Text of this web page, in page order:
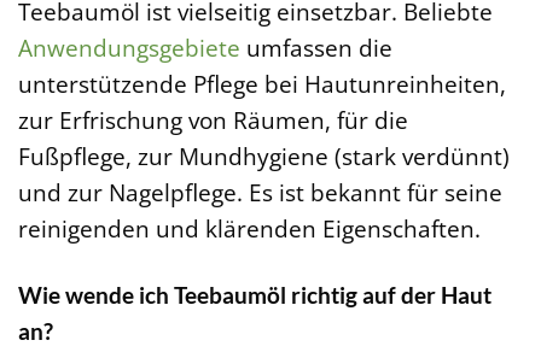
Teebaumöl ist vielseitig einsetzbar. Beliebte
Anwendungsgebiete umfassen die
unterstützende Pflege bei Hautunreinheiten,
zur Erfrischung von Räumen, für die
Fußpflege, zur Mundhygiene (stark verdünnt)
und zur Nagelpflege. Es ist bekannt für seine
reinigenden und klärenden Eigenschaften.
Wie wende ich Teebaumöl richtig auf der Haut
an?